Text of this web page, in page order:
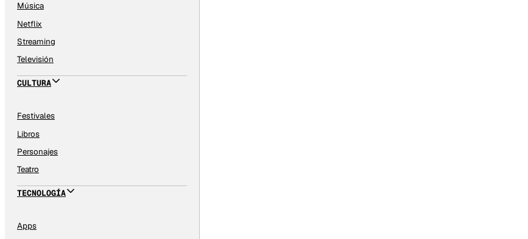
Música
Netflix
Streaming
Televisión
CULTURA
Festivales
Libros
Personajes
Teatro
TECNOLOGÍA
Apps